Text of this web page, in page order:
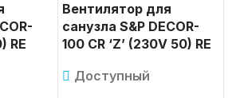
RE
Вентилятор для
санузла S&P DECOR-
100 CR ‘Z’ (230V 50) RE
Доступный